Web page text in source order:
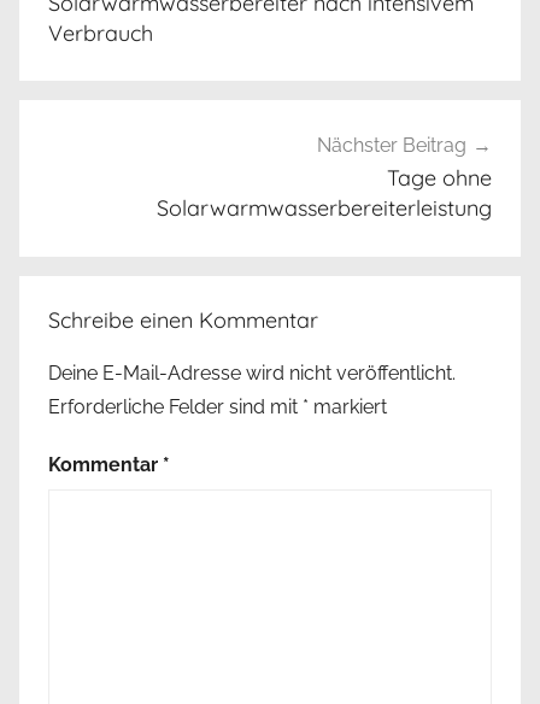
Verbrauch
Nächster Beitrag
Tage ohne
Solarwarmwasserbereiterleistung
Schreibe einen Kommentar
Deine E-Mail-Adresse wird nicht veröffentlicht.
Erforderliche Felder sind mit * markiert
Kommentar *